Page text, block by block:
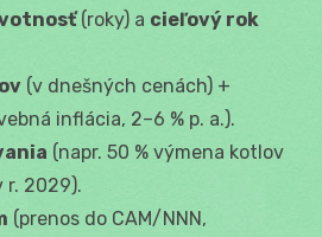
(roky) a cieľový rok
(v dnešných cenách) +
inflácia, 2–6 % p. a.).
(napr. 50 % výmena kotlov
r. 2029).
(prenos do CAM/NNN,